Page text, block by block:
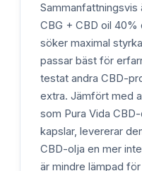
Sammanfattningsvis
CBG + CBD oil
söker maximal
passar bäst för
testat andra CBD-
extra. Jämfört med
som Pura Vida
kapslar, levererar
CBD-olja en mer
är mindre lämpad